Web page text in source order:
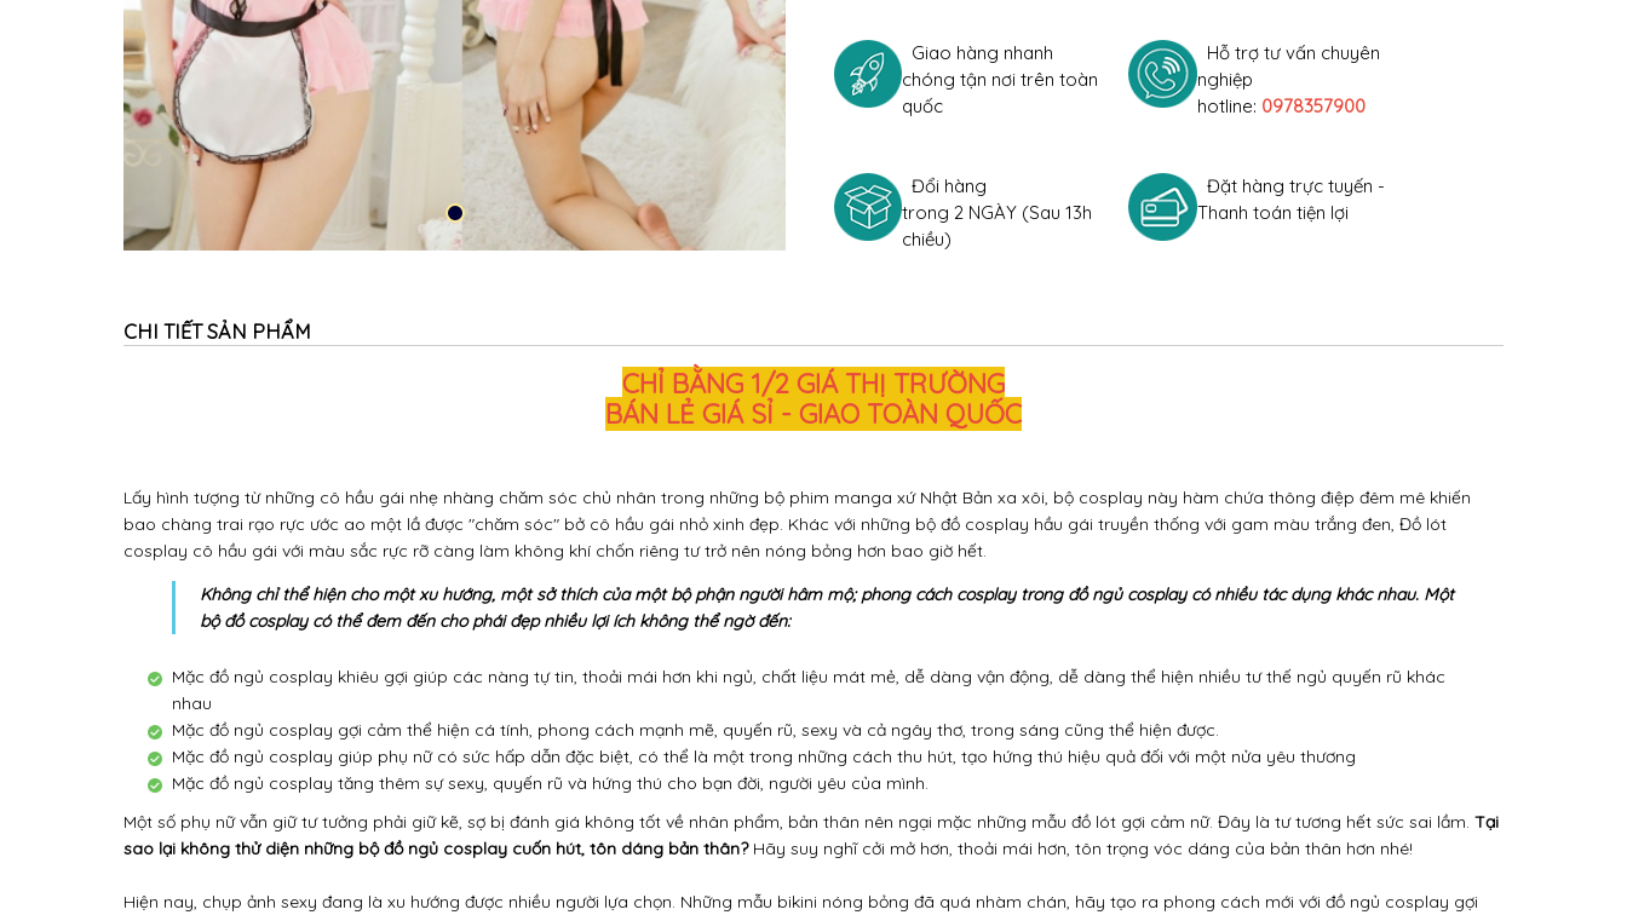
Giao hàng nhanh
chóng tận nơi trên toàn
quốc
Hỗ trợ tư vấn chuyên
nghiệp
hotline: 0978357900
Đổi hàng
trong 2 NGÀY (Sau 13h
chiều)
Đặt hàng trực tuyến -
Thanh toán tiện lợi
CHI TIẾT SẢN PHẨM
CHỈ BẰNG 1/2 GIÁ THỊ TRƯỜNG
BÁN LẺ GIÁ SỈ - GIAO TOÀN QUỐC
Lấy hình tượng từ những cô hầu gái nhẹ nhàng chăm sóc chủ nhân trong những bộ phim manga xứ Nhật Bản xa xôi, bộ cosplay này hàm chứa thông điệp đêm mê khiến
bao chàng trai rạo rực ước ao một lầ được "chăm sóc" bở cô hầu gái nhỏ xinh đẹp. Khác với những bộ đồ cosplay hầu gái truyền thống với gam màu trắng đen, Đồ lót
cosplay cô hầu gái với màu sắc rực rỡ càng làm không khí chốn riêng tư trở nên nóng bỏng hơn bao giờ hết.
Không chỉ thể hiện cho một xu hướng, một sở thích của một bộ phận người hâm mộ; phong cách cosplay trong đồ ngủ cosplay có nhiều tác dụng khác nhau. Một
bộ đồ cosplay có thể đem đến cho phái đẹp nhiều lợi ích không thể ngờ đến:
Mặc đồ ngủ cosplay khiêu gợi giúp các nàng tự tin, thoải mái hơn khi ngủ, chất liệu mát mẻ, dễ dàng vận động, dễ dàng thể hiện nhiều tư thế ngủ quyến rũ khác
nhau
Mặc đồ ngủ cosplay gợi cảm thể hiện cá tính, phong cách mạnh mẽ, quyến rũ, sexy và cả ngây thơ, trong sáng cũng thể hiện được.
Mặc đồ ngủ cosplay giúp phụ nữ có sức hấp dẫn đặc biệt, có thể là một trong những cách thu hút, tạo hứng thú hiệu quả đối với một nửa yêu thương
Mặc đồ ngủ cosplay tăng thêm sự sexy, quyến rũ và hứng thú cho bạn đời, người yêu của mình.
Một số phụ nữ vẫn giữ tư tưởng phải giữ kẽ, sợ bị đánh giá không tốt về nhân phẩm, bản thân nên ngại mặc những mẫu đồ lót gợi cảm nữ. Đây là tư tương hết sức sai lầm. Tại
sao lại không thử diện những bộ đồ ngủ cosplay cuốn hút, tôn dáng bản thân?Hãy suy nghĩ cởi mở hơn, thoải mái hơn, tôn trọng vóc dáng của bản thân hơn nhé!
Hiện nay, chụp ảnh sexy đang là xu hướng được nhiều người lựa chọn. Những mẫu bikini nóng bỏng đã quá nhàm chán, hãy tạo ra phong cách mới với đồ ngủ cosplay gợi